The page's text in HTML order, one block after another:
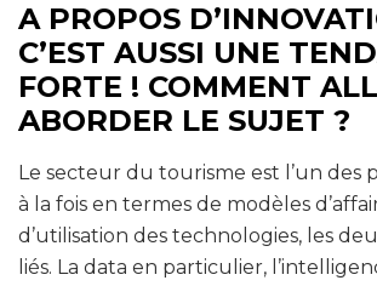
A PROPOS
C’EST AUSSI UNE
FORTE ! COMMENT
ABORDER LE SUJET ?
Le secteur du tourisme est l’un des
à la fois en termes de modèles
d’utilisation des technologies, les
liés. La data en particulier,